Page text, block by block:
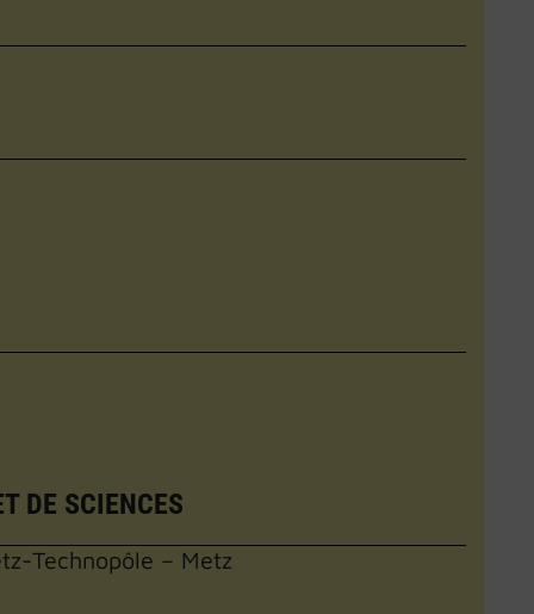
DE SCIENCES
Technopôle – Metz